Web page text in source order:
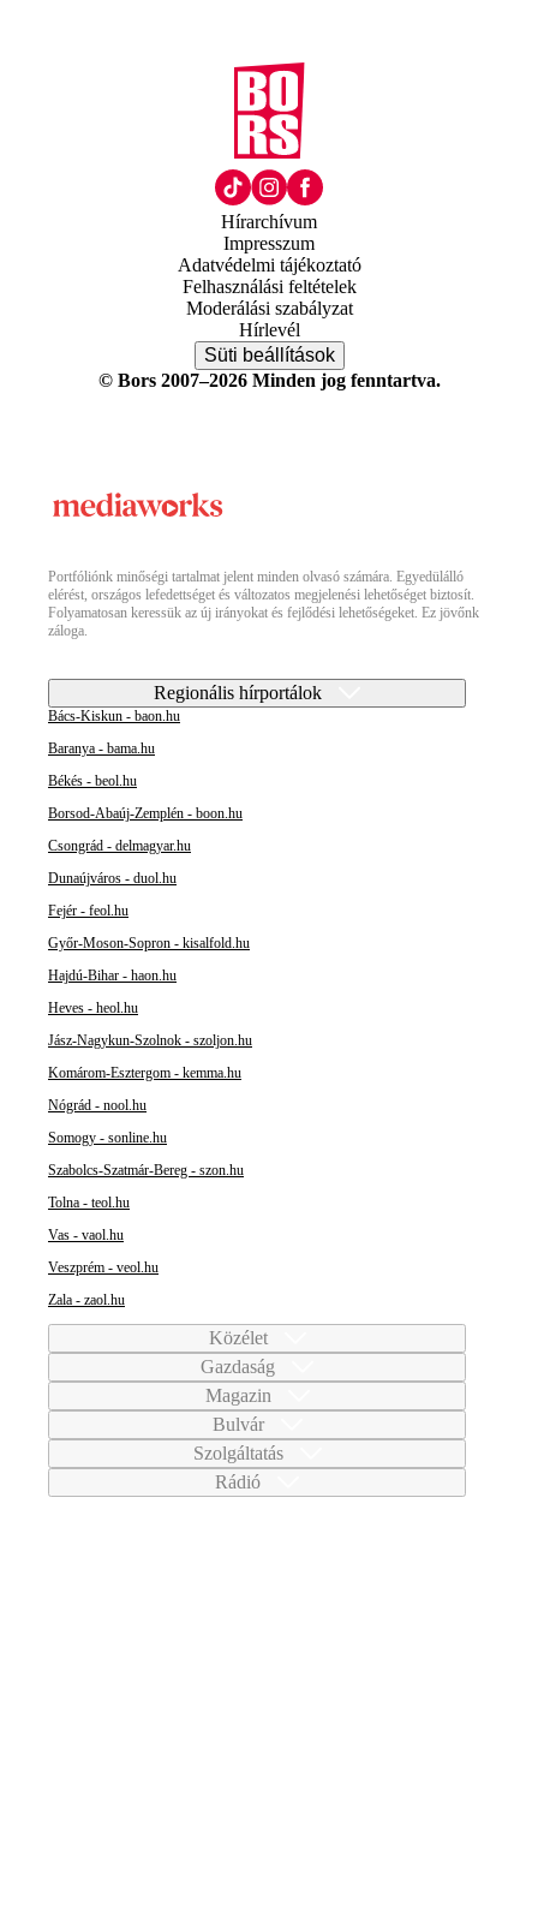
Hírarchívum
Impresszum
Adatvédelmi tájékoztató
Felhasználási feltételek
Moderálási szabályzat
Hírlevél
Süti beállítások
© Bors 2007–2026 Minden jog fenntartva.
Portfóliónk minőségi tartalmat jelent minden olvasó számára. Egyedülálló
elérést, országos lefedettséget és változatos megjelenési lehetőséget biztosít.
Folyamatosan keressük az új irányokat és fejlődési lehetőségeket. Ez jövőnk
záloga.
Regionális hírportálok
Bács-Kiskun - baon.hu
Baranya - bama.hu
Békés - beol.hu
Borsod-Abaúj-Zemplén - boon.hu
Csongrád - delmagyar.hu
Dunaújváros - duol.hu
Fejér - feol.hu
Győr-Moson-Sopron - kisalfold.hu
Hajdú-Bihar - haon.hu
Heves - heol.hu
Jász-Nagykun-Szolnok - szoljon.hu
Komárom-Esztergom - kemma.hu
Nógrád - nool.hu
Somogy - sonline.hu
Szabolcs-Szatmár-Bereg - szon.hu
Tolna - teol.hu
Vas - vaol.hu
Veszprém - veol.hu
Zala - zaol.hu
Közélet
Gazdaság
Magazin
Bulvár
Szolgáltatás
Rádió